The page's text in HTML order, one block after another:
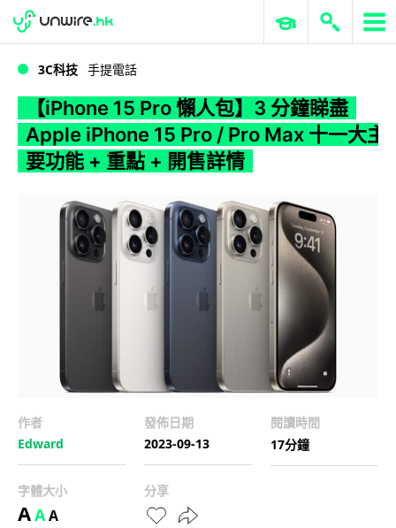
WWDC 2026 ERP 與商業 AI
3C科技 手提電話
【iPhone 15 Pro 懶人包】3 分鐘睇盡
Apple iPhone 15 Pro / Pro Max 十一大主
要功能 + 重點 + 開售詳情
作者
Edward
發佈日期
2023-09-13
閱讀時間
17分鐘
字體大小
AAA
分享